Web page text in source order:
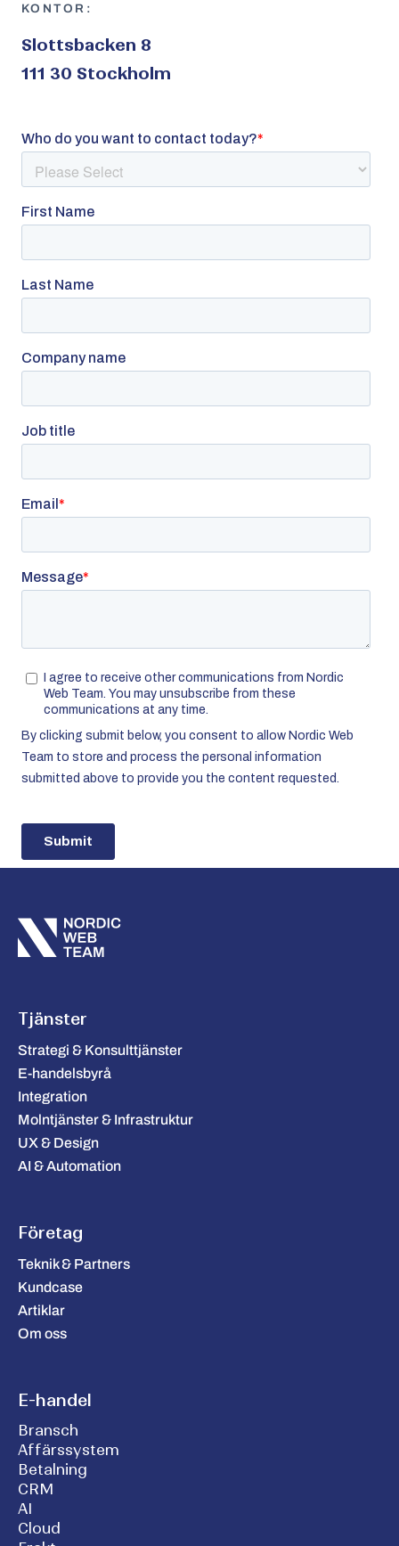
KONTOR:
Slottsbacken 8
111 30 Stockholm
Tjänster
Strategi & Konsulttjänster
E-handelsbyrå
Integration
Molntjänster & Infrastruktur
UX & Design
AI & Automation
Företag
Teknik & Partners
Kundcase
Artiklar
Om oss
E-handel
Bransch
Affärssystem
Betalning
CRM
AI
Cloud